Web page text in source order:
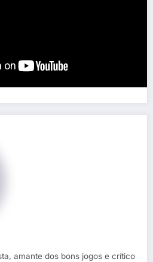
amante dos bons jogos e crítico